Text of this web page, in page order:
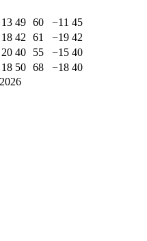
13 49 60 −11 45
18 42 61 −19 42
20 40 55 −15 40
18 50 68 −18 40